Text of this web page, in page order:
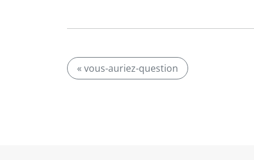
« vous-auriez-question